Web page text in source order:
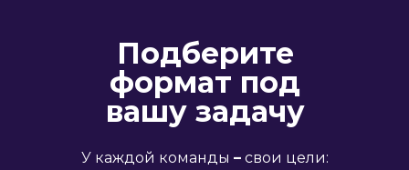
Подберите
формат под
вашу задачу
У каждой команды – свои цели: